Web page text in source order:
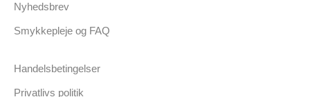
Nyhedsbrev
Smykkepleje og FAQ
Handelsbetingelser
Privatlivs politik